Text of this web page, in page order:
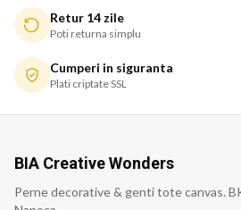
Retur 14 zile
Poti returna simplu
Cumperi in siguranta
Plati criptate SSL
BIA Creative Wonders
Perne decorative & genti tote canvas.